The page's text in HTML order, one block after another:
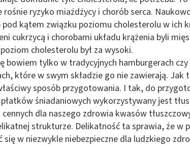
ryzyko miażdżycy i chorób serca.
pod kątem związku poziomu cholesterolu w ich
cukrzycą i chorobami układu krążenia byli
cholesterolu był za wysoki.
bowiem tylko w tradycyjnych hamburgerach
które w swym składzie go nie zawierają. Jak
sposób przygotowania. I tak, do
śniadaniowych wykorzystywany jest
dla naszego zdrowia kwasów
strukturze. Delikatność ta sprawia, że w
się w niezwykle niebezpieczne dla ludzkiego